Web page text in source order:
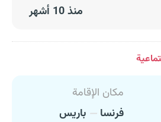
منذ 10 أشهر
مكان الإقامة
فرنسا
باريس